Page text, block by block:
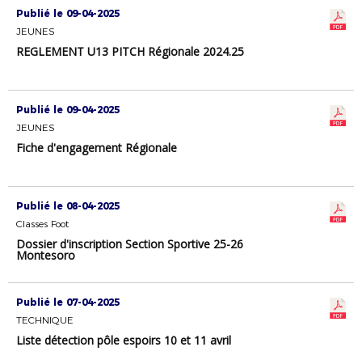
Publié le 09-04-2025
JEUNES
REGLEMENT U13 PITCH Régionale 2024.25
Publié le 09-04-2025
JEUNES
Fiche d'engagement Régionale
Publié le 08-04-2025
Classes Foot
Dossier d'inscription Section Sportive 25-26
Montesoro
Publié le 07-04-2025
TECHNIQUE
Liste détection pôle espoirs 10 et 11 avril